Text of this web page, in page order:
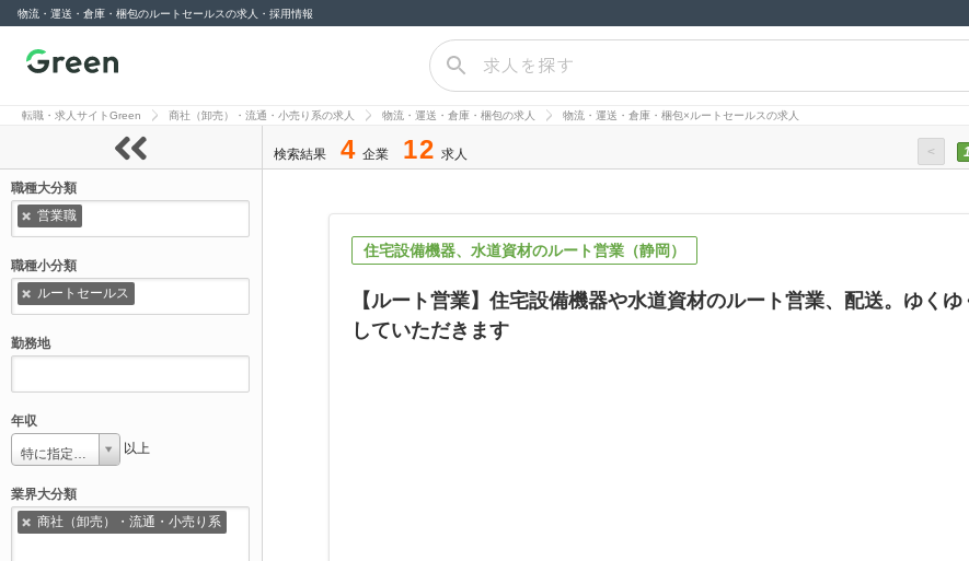
物流・運送・倉庫・梱包のルートセールスの求人・採用情報
Green（グリー
求人を探す
転職・求人サイトGreen 商社（卸売）・流通・小売り系の求人 物流・運送・倉庫・梱包の求人 物流・運送・倉庫・梱包×ルートセールスの求人
職種大分類
営業職
職種小分類
ルートセールス
勤務地
年収
特に指定しない 以上
業界大分類
商社（卸売）・流通・小売り系
検索結果 4 企業 12 求人 < 1
住宅設備機器、水道資材のルート営業（静岡）
【ルート営業】住宅設備機器や水道資材のルート営業、配送。ゆく
していただきます